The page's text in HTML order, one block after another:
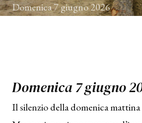
Domenica 7 giugno 2026
Domenica 7 giugno
Il silenzio della domenica